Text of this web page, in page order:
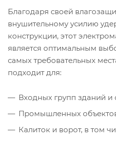
Благодаря своей
внушительному усилию
конструкции, этот
является оптимальным
самых требовательных
подходит для:
Входных групп зданий и
Промышленных
Калиток и ворот, в том